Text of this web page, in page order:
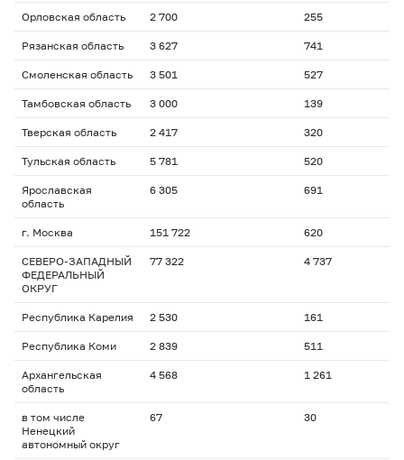
Орловская область 2 700 255
Рязанская область 3 627 741
Смоленская область 3 501 527
Тамбовская область 3 000 139
Тверская область 2 417 320
Тульская область 5 781 520
Ярославская
область
6 305 691
г. Москва 151 722 620
СЕВЕРО-ЗАПАДНЫЙ
ФЕДЕРАЛЬНЫЙ
ОКРУГ
77 322 4 737
Республика Карелия 2 530 161
Республика Коми 2 839 511
Архангельская
область
4 568 1 261
в том числе
Ненецкий
автономный округ
67 30